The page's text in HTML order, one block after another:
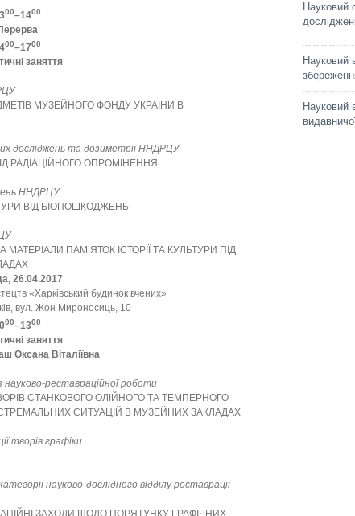
00–1400
00–1700
заняття
МУЗЕЙНОГО ФОНДУ УКРАЇНИ В
досліджень та дозиметрії ННДРЦУ
РАДІАЦІЙНОГО ОПРОМІНЕННЯ
ННДРЦУ
ВІД БІОПОШКОДЖЕНЬ
ПАМ’ЯТОК ІСТОРІЇ ТА КУЛЬТУРИ ПІД
26.04.2017
«Харківський будинок вчених»
вул. Жон Мироносиць, 10
00–1300
заняття
Оксана Віталіївна
реставраційної роботи
СТАНКОВОГО ОЛІЙНОГО ТА ТЕМПЕРНОГО
СИТУАЦІЙ В МУЗЕЙНИХ ЗАКЛАДАХ
творів графіки
науково-дослідного відділу реставрації
ЗАХОДИ ЩОДО ПОРЯТУНКУ ГРАФІЧНИХ
Науковий
Науковий
Науковий